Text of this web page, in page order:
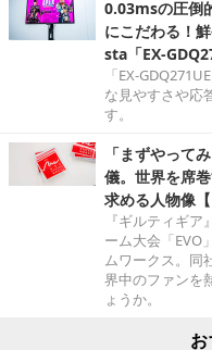
0.03msの圧倒
にこだわる！
sta「EX-
「EX-
な見やすさや応
す。
「まずやって
儀。世界を席
求める人物像【
『ギルティギ
ーム大会「EVO
ムワークス。同
界中のファンを
ょうか。
お